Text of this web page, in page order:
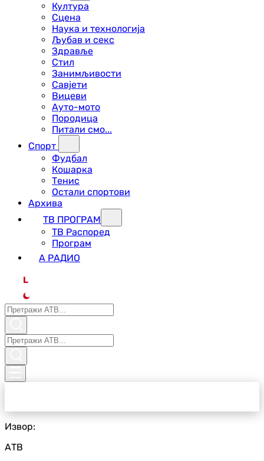
Култура
Сцена
Наука и технологија
Љубав и секс
Здравље
Стил
Занимљивости
Савјети
Вицеви
Ауто-мото
Породица
Питали смо...
Спорт
Фудбал
Кошарка
Тенис
Остали спортови
Архива
ТВ ПРОГРАМ
ТВ Распоред
Програм
А РАДИО
L
Извор:
АТВ